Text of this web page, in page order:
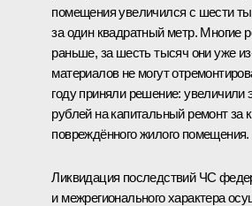
помещения увеличился с шести
за один квадратный метр. Многие
раньше, за шесть тысяч они уже
материалов не могут
году приняли решение:
рублей на капитальный ремонт за
повреждённого жилого помещения.
Ликвидация последствий ЧС
и межрегионального характера